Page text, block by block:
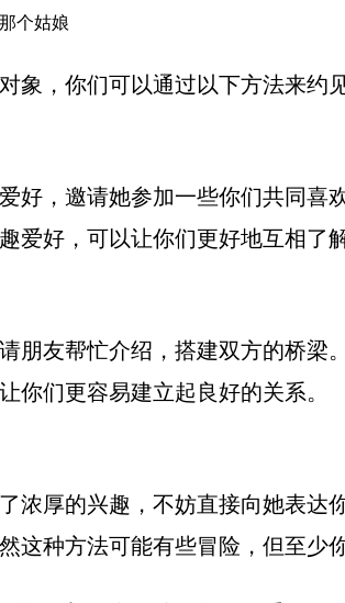
个姑娘
象，你们可以通过以下方法来约见
好，邀请她参加一些你们共同喜
爱好，可以让你们更好地互相了解
朋友帮忙介绍，搭建双方的桥梁
你们更容易建立起良好的关系。
浓厚的兴趣，不妨直接向她表达
这种方法可能有些冒险，但至少